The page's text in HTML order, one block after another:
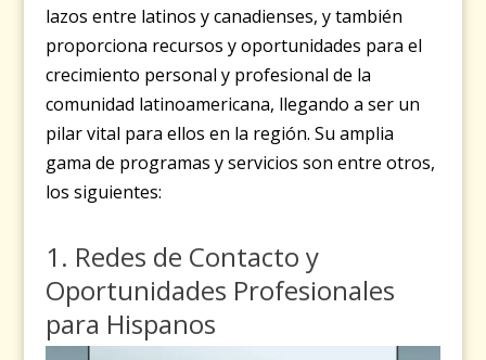
lazos entre latinos y canadienses, y también
proporciona recursos y oportunidades para el
crecimiento personal y profesional de la
comunidad latinoamericana, llegando a ser un
pilar vital para ellos en la región. Su amplia
gama de programas y servicios son entre otros,
los siguientes:
1. Redes de Contacto y
Oportunidades Profesionales
para Hispanos